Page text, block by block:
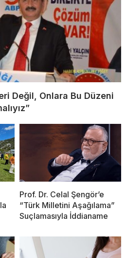
Değil, Onlara Bu Düzeni
Prof. Dr. Celal Şengör’e
“Türk Milletini Aşağılama”
Suçlamasıyla İddianame